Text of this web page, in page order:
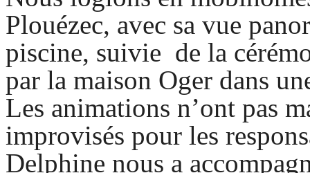
Plouézec, avec sa vue
piscine, suivie de la
par la maison Oger dans
Les animations n’ont pas
improvisés pour les
Delphine nous a